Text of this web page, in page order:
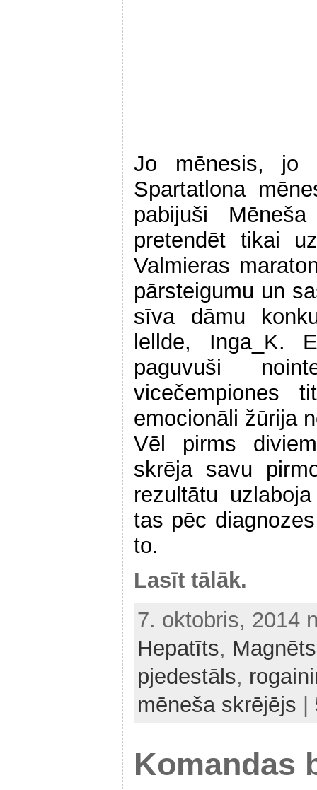
Jo mēnesis, jo
Spartatlona
pabijuši
pretendēt tikai
Valmieras
pārsteigumu un
sīva dāmu
lellde, Inga_K.
paguvuši
vicečempiones
emocionāli žūrija
Vēl pirms
skrēja savu
rezultātu
tas pēc
to.
Lasīt tālāk.
7. oktobris, 2014
Hepatīts, Magnēts
pjedestāls,
mēneša skrējējs
Komandas